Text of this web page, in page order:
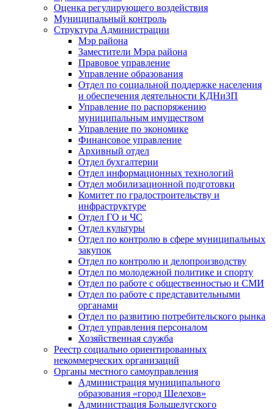
Оценка регулирующего воздействия
Муниципальный контроль
Структура Администрации
Мэр района
Заместители Мэра района
Правовое управление
Управление образования
Отдел по социальной поддержке населения
и обеспечения деятельности КДНиЗП
Управление по распоряжению
муниципальным имуществом
Управление по экономике
Финансовое управление
Архивный отдел
Отдел бухгалтерии
Отдел информационных технологий
Отдел мобилизационной подготовки
Комитет по градостроительству и
инфраструктуре
Отдел ГО и ЧС
Отдел культуры
Отдел по контролю в сфере муниципальных
закупок
Отдел по контролю и делопроизводству
Отдел по молодежной политике и спорту
Отдел по работе с общественностью и СМИ
Отдел по работе с представительными
органами
Отдел по развитию потребительского рынка
Отдел управления персоналом
Хозяйственная служба
Реестр социально ориентированных
некоммерческих организаций
Органы местного самоуправления
Администрация муниципального
образования «город Шелехов»
Администрация Большелугского